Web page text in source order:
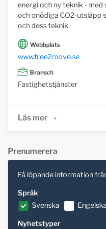
energi och ny teknik -
och onödiga CO2-utsläpp
och dess teknik.
Webbplats
www.free2move.se
Bransch
Fastighetstjänster
Läs mer
Prenumerera
Få löpande information
Språk
Svenska
Engelska
Nyhetstyper